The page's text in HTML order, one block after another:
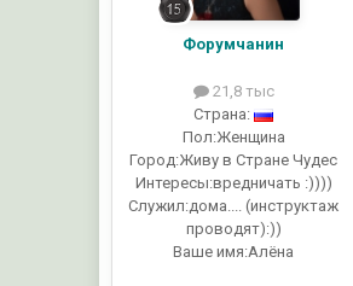
Форумчанин
21,8 тыс
Страна:
Пол:Женщина
Город:Живу в Стране Чудес
Интересы:вредничать :))))
Служил:дома.... (инструктаж
проводят):))
Ваше имя:Алёна